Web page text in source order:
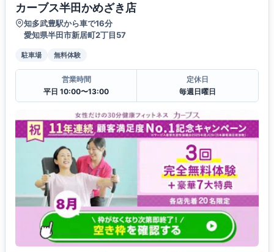
カーブス半田かめざき店
知多武豊駅から車で16分
愛知県半田市新居町2丁目57
駐車場 無料体験
営業時間
平日 10:00〜13:00
定休日
毎週日曜日